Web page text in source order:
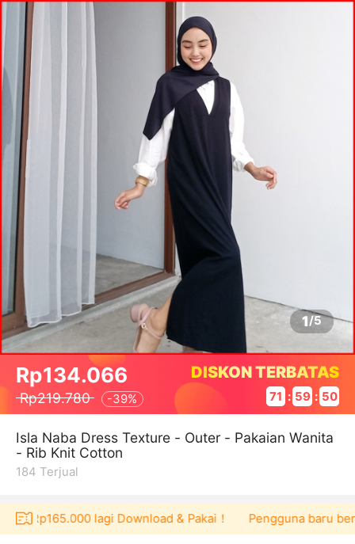
1/5
Rp134.066
Rp219.780 -39%
DISKON TERBATAS
71 : 59 : 49
Isla Naba Dress Texture - Outer - Pakaian Wanita
- Rib Knit Cotton
184 Terjual
Rp165.000 lagi Download & Pakai！ Pengguna baru